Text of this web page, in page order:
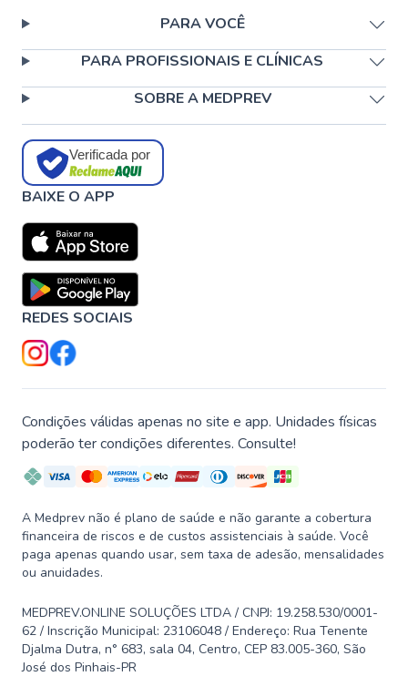
PARA VOCÊ
PARA PROFISSIONAIS E CLÍNICAS
SOBRE A MEDPREV
Verificada por
BAIXE O APP
REDES SOCIAIS
Condições válidas apenas no site e app. Unidades físicas
poderão ter condições diferentes. Consulte!
A Medprev não é plano de saúde e não garante a cobertura
financeira de riscos e de custos assistenciais à saúde. Você
paga apenas quando usar, sem taxa de adesão, mensalidades
ou anuidades.
MEDPREV.ONLINE SOLUÇÕES LTDA / CNPJ: 19.258.530/0001-
62 / Inscrição Municipal: 23106048 / Endereço: Rua Tenente
Djalma Dutra, n° 683, sala 04, Centro, CEP 83.005-360, São
José dos Pinhais-PR